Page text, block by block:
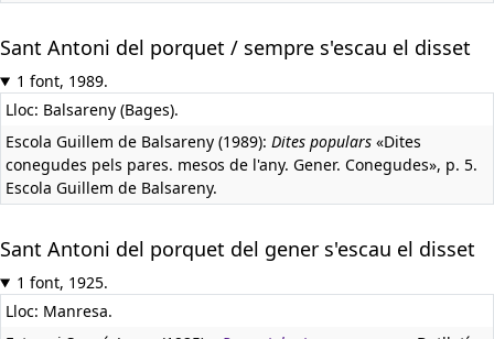
Sant Antoni del porquet / sempre s'escau el disset
1 font, 1989.
Lloc: Balsareny (Bages).
Escola Guillem de Balsareny (1989): Dites populars «Dites
conegudes pels pares. mesos de l'any. Gener. Conegudes», p. 5.
Escola Guillem de Balsareny.
Sant Antoni del porquet del gener s'escau el disset
1 font, 1925.
Lloc: Manresa.